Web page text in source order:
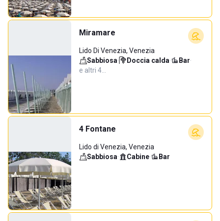
Miramare
Lido Di Venezia, Venezia
Sabbiosa· Doccia calda· Bar·
e altri 4…
4 Fontane
Lido di Venezia, Venezia
Sabbiosa· Cabine· Bar